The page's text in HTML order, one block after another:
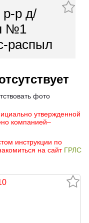
р д/
№1
распыл
фото
утвержденной
компанией–
инструкции по
на сайт ГРЛС